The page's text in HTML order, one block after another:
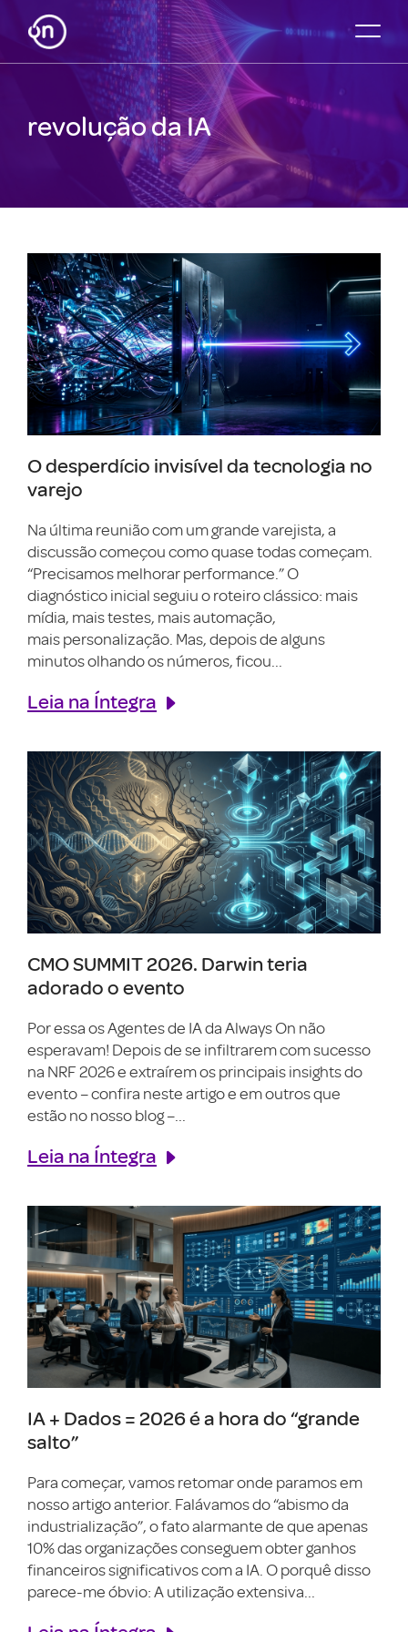
revolução da IA
O desperdício invisível da tecnologia no
varejo
Na última reunião com um grande varejista, a
discussão começou como quase todas começam.
“Precisamos melhorar performance.” O
diagnóstico inicial seguiu o roteiro clássico: mais
mídia, mais testes, mais automação,
mais personalização. Mas, depois de alguns
minutos olhando os números, ficou...
Leia na Íntegra
CMO SUMMIT 2026. Darwin teria
adorado o evento
Por essa os Agentes de IA da Always On não
esperavam! Depois de se infiltrarem com sucesso
na NRF 2026 e extraírem os principais insights do
evento – confira neste artigo e em outros que
estão no nosso blog –...
Leia na Íntegra
IA + Dados = 2026 é a hora do “grande
salto”
Para começar, vamos retomar onde paramos em
nosso artigo anterior. Falávamos do “abismo da
industrialização”, o fato alarmante de que apenas
10% das organizações conseguem obter ganhos
financeiros significativos com a IA. O porquê disso
parece-me óbvio: A utilização extensiva...